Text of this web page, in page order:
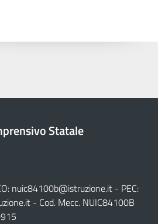
Statale
nuic84100b@istruzione.it - PEC:
- Cod. Mecc. NUIC84100B